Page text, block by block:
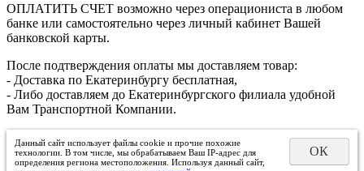
ОПЛАТИТЬ СЧЕТ возможно через операциониста в любом
банке или самостоятельно через личный кабинет Вашей
банковской карты.
После подтверждения оплаты мы доставляем товар:
- Доставка по Екатеринбургу бесплатная,
- Либо доставляем до Екатеринбургского филиала удобной
Вам Транспортной Компании.
Данный сайт использует файлы cookie и прочие похожие
технологии. В том числе, мы обрабатываем Ваш IP-адрес для
определения региона местоположения. Используя данный сайт,
ОК